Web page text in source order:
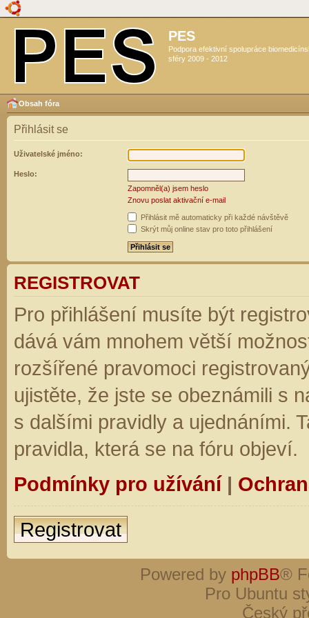
PES
Podpora efektivní spolupráce
sféry 2009 - 2012
Obsah fóra
Přihlásit se
Uživatelské jméno:
Heslo:
Zapomněl(a) jsem heslo
Znovu poslat aktivační e-mail
Přihlásit mě automaticky při každé návštěvě
Skrýt můj online stav pro toto přihlášení
REGISTROVAT
Pro přihlášení musíte být
dává vám mnohem větší
rozšířené pravomoci
ujistěte, že jste se obeznámili s
s dalšími pravidly a ujednáními.
pravidla, která se na fóru objeví.
Podmínky pro užívání|
Registrovat
Powered by phpBB®
Pro Ubuntu
Český